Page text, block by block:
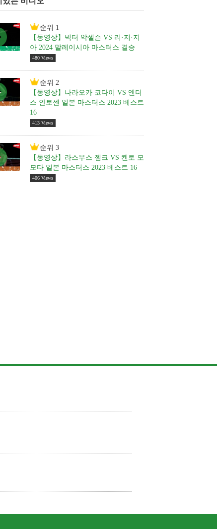
순위 1
【동영상】빅터 악셀슨 VS 리·지·지
아 2024 말레이시아 마스터스 결승
480 Views
순위 2
【동영상】나라오카 코다이 VS 앤더
스 안토센 일본 마스터스 2023 베스트
16
413 Views
순위 3
【동영상】라스무스 젬크 VS 켄토 모
모타 일본 마스터스 2023 베스트 16
406 Views